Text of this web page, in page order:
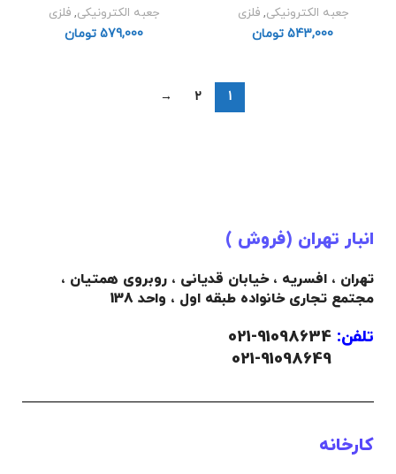
جعبه الکترونیکی,فلزی
تومان
جعبه الکترونیکی,فلزی
تومان
1
2
→
انبار تهران (فروش )
تهران ، افسریه ، خیابان قدیانی ، روبروی همتیان ،
مجتمع تجاری خانواده طبقه اول ، واحد 138
تلفن:
کارخانه